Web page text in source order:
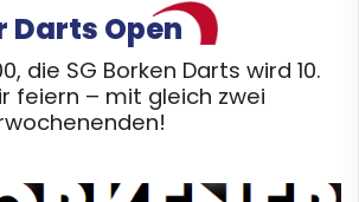
Darts Open
die SG Borken Darts wird 10.
feiern – mit gleich zwei